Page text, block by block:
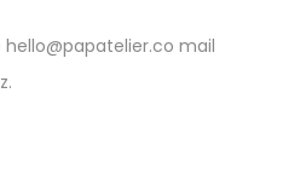
hello@papatelier.co mail